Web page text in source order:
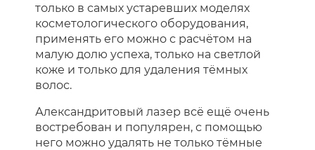
только в самых устаревших моделях
косметологического оборудования,
применять его можно с расчётом на
малую долю успеха, только на светлой
коже и только для удаления тёмных
волос.
Александритовый лазер всё ещё очень
востребован и популярен, с помощью
него можно удалять не только тёмные